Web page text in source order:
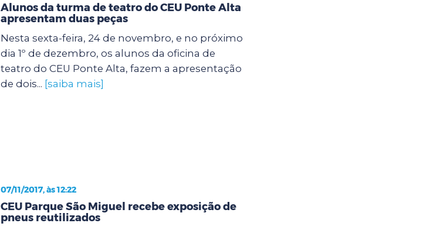
Alunos da turma de teatro do CEU Ponte Alta
apresentam duas peças
Nesta sexta-feira, 24 de novembro, e no próximo
dia 1º de dezembro, os alunos da oficina de
teatro do CEU Ponte Alta, fazem a apresentação
de dois... [saiba mais]
07/11/2017, às 12:22
CEU Parque São Miguel recebe exposição de
pneus reutilizados